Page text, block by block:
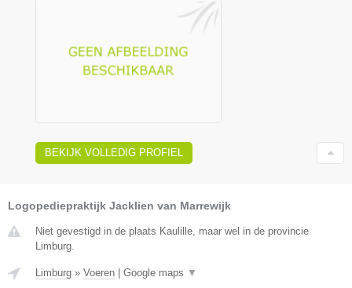
BEKIJK VOLLEDIG PROFIEL
Logopediepraktijk Jacklien van Marrewijk
Niet gevestigd in de plaats Kaulille, maar wel in de provincie
Limburg.
Limburg » Voeren Google maps ▼